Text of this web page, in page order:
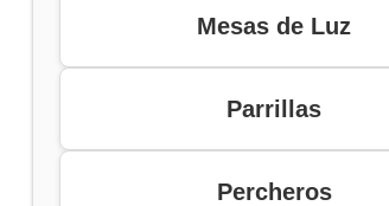
Mesas de Luz
Parrillas
Percheros